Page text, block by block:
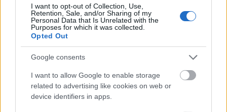
I want to opt-out of Collection, Use,
Retention, Sale, and/or Sharing of my
Personal Data that Is Unrelated with the
Purposes for which it was collected.
Opted Out
Google consents
I want to allow Google to enable storage
related to advertising like cookies on web or
device identifiers in apps.
Bár az autója márkájának márkakereskedője
nyújthatja a legnagyobb szakértelmet, ha javítási
szolgáltatásról van szó, nem biztos, hogy mindig ez a
legköltséghatékonyabb választás. Sok független
autójavító műhelyben olyan technikusok dolgoznak,
akik korábban márkakereskedésekben dolgoztak, és
gyári képzést kaptak. A minőségromlás nélkül is
sokat spórolhat, ha egy független műhelyt választ a
márkakereskedő helyett.